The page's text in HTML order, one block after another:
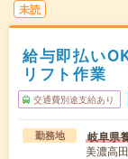
未読
給与即払い
リフト作業
交通費別途支給あり
勤務地 岐阜県
美濃高